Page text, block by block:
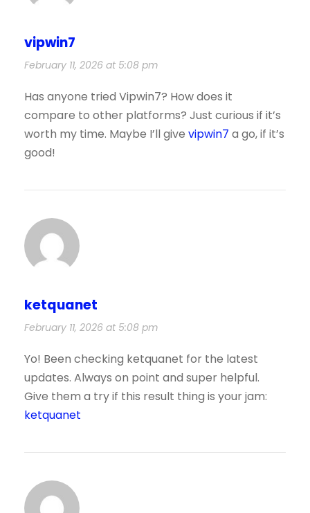
vipwin7
February 11, 2026 at 5:08 pm
Has anyone tried Vipwin7? How does it
compare to other platforms? Just curious if it’s
worth my time. Maybe I’ll give vipwin7 a go, if it’s
good!
ketquanet
February 11, 2026 at 5:08 pm
Yo! Been checking ketquanet for the latest
updates. Always on point and super helpful.
Give them a try if this result thing is your jam:
ketquanet